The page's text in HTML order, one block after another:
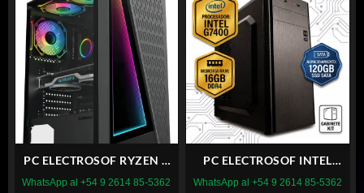
PC ELECTROSOF RYZEN 7
8700F AM5 /VGA RTX 5050
WhatsApp al +54 9 2614 85-5362
PC ELECTROSOF INTEL
G7400 /RAM DDR4 16GB
WhatsApp al +54 9 2614 85-5362